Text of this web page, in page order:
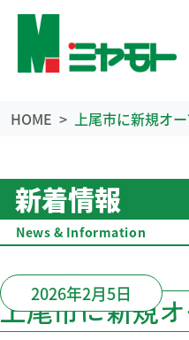
HOME 上尾市に新規オー
新着情報
News & Information
上尾市に新規
2026年2月5日